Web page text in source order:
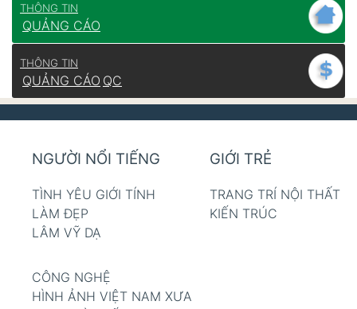
THÔNG TIN
QUẢNG CÁO
THÔNG TIN
QUẢNG CÁO QC
NGƯỜI NỔI TIẾNG
TÌNH YÊU GIỚI TÍNH
LÀM ĐẸP
LÂM VỸ DẠ
GIỚI TRẺ
TRANG TRÍ NỘI THẤT
KIẾN TRÚC
CÔNG NGHỆ
HÌNH ẢNH VIỆT NAM XƯA